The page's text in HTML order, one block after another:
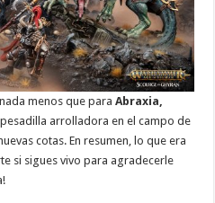
menos que paraAbraxia,
pesadilla arrolladora en el campo de
cotas. En resumen, lo que era
si sigues vivo para agradecerle